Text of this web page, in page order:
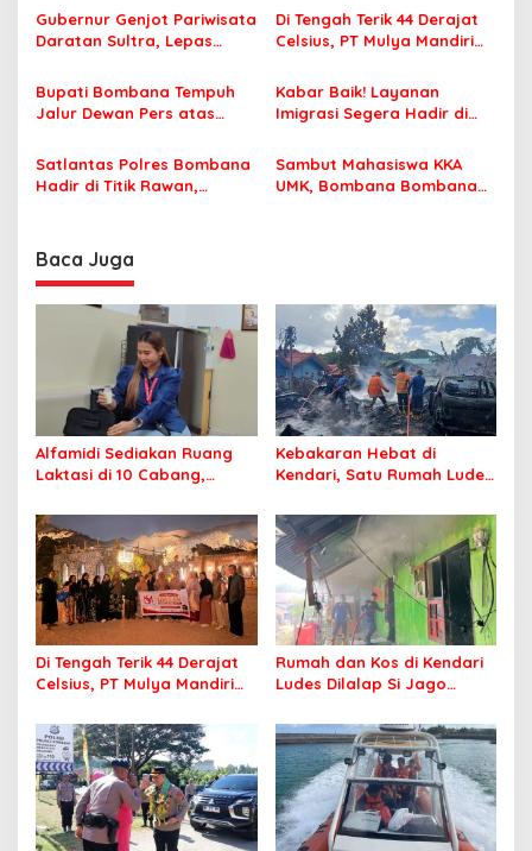
p
o
s
ASI Eksklusif
Gubernur Genjot Pariwisata
Daratan Sultra, Lepas
Tiga Kabupaten Unggulan
Di Tengah Terik 44 Derajat
Celsius, PT Mulya Mandiri
Jamaah Tetap Sehat dan
Nyaman Beribadah
Bupati Bombana Tempuh
Jalur Dewan Pers atas
Korupsi Jembatan Cirauci II
Kabar Baik! Layanan
Imigrasi Segera Hadir di
Perlu Lagi ke Kendari
Satlantas Polres Bombana
Hadir di Titik Rawan,
Sambut Mahasiswa KKA
UMK, Bombana Bombana
Baca Juga
Alfamidi Sediakan Ruang
Laktasi di 10 Cabang,
ASI Eksklusif
Kebakaran Hebat di
Kendari, Satu Rumah Ludes
Di Tengah Terik 44 Derajat
Celsius, PT Mulya Mandiri
Jamaah Tetap Sehat dan
Nyaman Beribadah
Rumah dan Kos di Kendari
Ludes Dilalap Si Jago